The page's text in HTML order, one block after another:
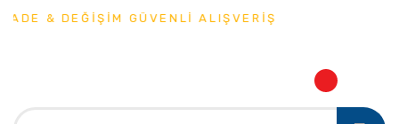
& DEĞİŞİM GÜVENLİ ALIŞVERİŞ